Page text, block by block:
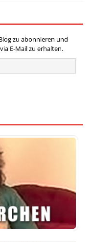
zu abonnieren und
E-Mail zu erhalten.